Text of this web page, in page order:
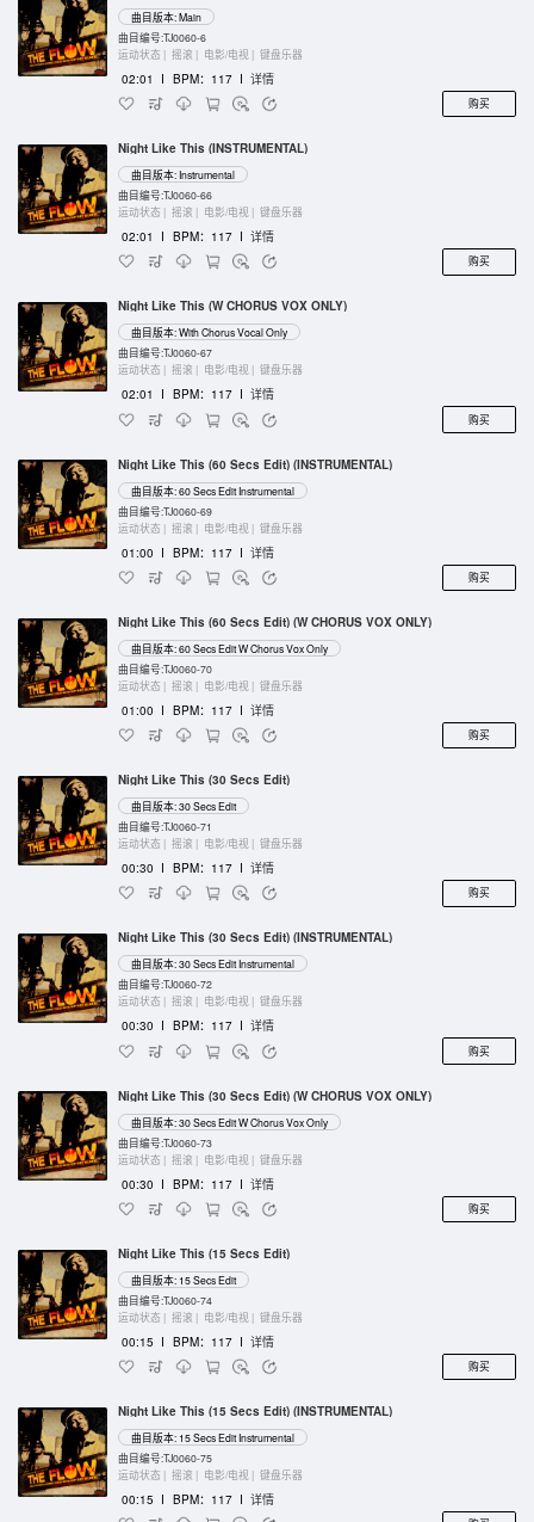
曲目版本: Main
曲目编号:TJ0060-6
运动状态 | 摇滚 | 电影/电视 | 键盘乐器
02:01 I BPM：117 I 详情
购买
Night Like This (INSTRUMENTAL)
曲目版本: Instrumental
曲目编号:TJ0060-66
运动状态 | 摇滚 | 电影/电视 | 键盘乐器
02:01 I BPM：117 I 详情
购买
Night Like This (W CHORUS VOX ONLY)
曲目版本: With Chorus Vocal Only
曲目编号:TJ0060-67
运动状态 | 摇滚 | 电影/电视 | 键盘乐器
02:01 I BPM：117 I 详情
购买
Night Like This (60 Secs Edit) (INSTRUMENTAL)
曲目版本: 60 Secs Edit Instrumental
曲目编号:TJ0060-69
运动状态 | 摇滚 | 电影/电视 | 键盘乐器
01:00 I BPM：117 I 详情
购买
Night Like This (60 Secs Edit) (W CHORUS VOX ONLY)
曲目版本: 60 Secs Edit W Chorus Vox Only
曲目编号:TJ0060-70
运动状态 | 摇滚 | 电影/电视 | 键盘乐器
01:00 I BPM：117 I 详情
购买
Night Like This (30 Secs Edit)
曲目版本: 30 Secs Edit
曲目编号:TJ0060-71
运动状态 | 摇滚 | 电影/电视 | 键盘乐器
00:30 I BPM：117 I 详情
购买
Night Like This (30 Secs Edit) (INSTRUMENTAL)
曲目版本: 30 Secs Edit Instrumental
曲目编号:TJ0060-72
运动状态 | 摇滚 | 电影/电视 | 键盘乐器
00:30 I BPM：117 I 详情
购买
Night Like This (30 Secs Edit) (W CHORUS VOX ONLY)
曲目版本: 30 Secs Edit W Chorus Vox Only
曲目编号:TJ0060-73
运动状态 | 摇滚 | 电影/电视 | 键盘乐器
00:30 I BPM：117 I 详情
购买
Night Like This (15 Secs Edit)
曲目版本: 15 Secs Edit
曲目编号:TJ0060-74
运动状态 | 摇滚 | 电影/电视 | 键盘乐器
00:15 I BPM：117 I 详情
购买
Night Like This (15 Secs Edit) (INSTRUMENTAL)
曲目版本: 15 Secs Edit Instrumental
曲目编号:TJ0060-75
运动状态 | 摇滚 | 电影/电视 | 键盘乐器
00:15 I BPM：117 I 详情